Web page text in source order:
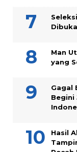
Man
yang
Gagal
Begini
Hasil